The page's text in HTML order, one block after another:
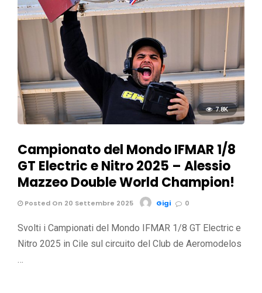
7.8K
Campionato del Mondo IFMAR 1/8
GT Electric e Nitro 2025 – Alessio
Mazzeo Double World Champion!
Posted On 20 Settembre 2025 Gigi 0
Svolti i Campionati del Mondo IFMAR 1/8 GT Electric e
Nitro 2025 in Cile sul circuito del Club de Aeromodelos
…